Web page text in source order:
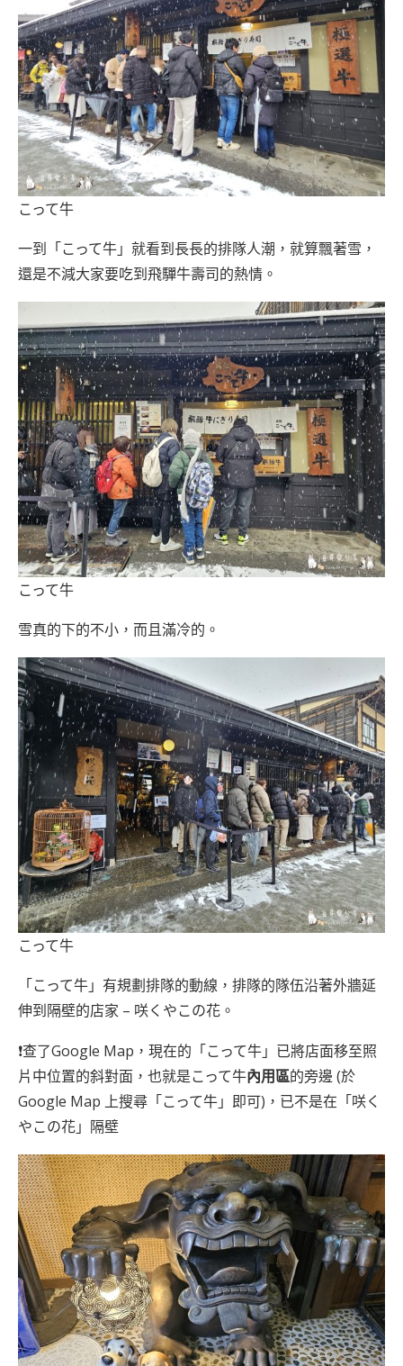
こって牛
一到「こって牛」就看到長長的排隊人潮，就算飄著雪，
還是不減大家要吃到飛驒牛壽司的熱情。
こって牛
雪真的下的不小，而且滿冷的。
こって牛
「こって牛」有規劃排隊的動線，排隊的隊伍沿著外牆延
伸到隔壁的店家 – 咲くやこの花。
❗查了Google Map，現在的「こって牛」已將店面移至照
片中位置的斜對面，也就是こって牛內用區的旁邊 (於
Google Map 上搜尋「こって牛」即可)，已不是在「咲く
やこの花」隔壁